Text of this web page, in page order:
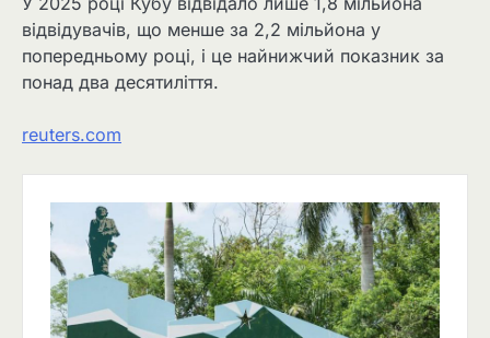
відвідувачів, що менше за 2,2 мільйона у
попередньому році, і це найнижчий показник за
понад два десятиліття.
reuters.com